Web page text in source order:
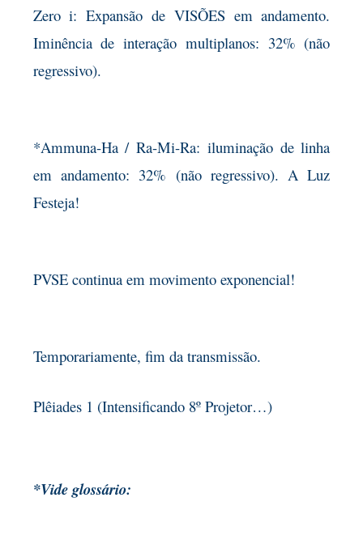
Zero i: Expansão de VISÕES em andamento.
Iminência de interação multiplanos: 32% (não
regressivo).
*Ammuna-Ha / Ra-Mi-Ra: iluminação de linha
em andamento: 32% (não regressivo). A Luz
Festeja!
PVSE continua em movimento exponencial!
Temporariamente, fim da transmissão.
Plêiades 1 (Intensificando 8º Projetor…)
*Vide glossário: